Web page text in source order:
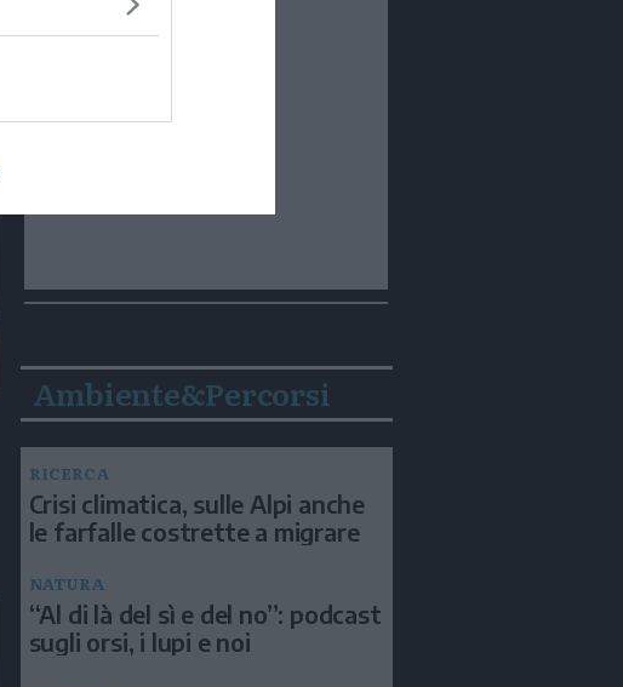
Ambiente&Percorsi
RICERCA
Crisi climatica, sulle Alpi anche
le farfalle costrette a migrare
NATURA
“Al di là del sì e del no”: podcast
sugli orsi, i lupi e noi